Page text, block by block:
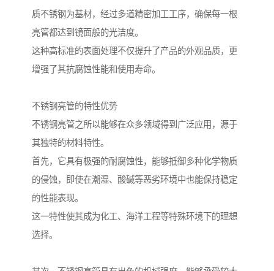
质不锈钢为基材，经过多道精密加工工序，确保每一根
亮管都达到镜面般的光洁度。
这种高标准的表面处理不仅提升了产品的外观品质，更
增强了其抗腐蚀性能和使用寿命。
不锈钢亮管的特性优势
不锈钢亮管之所以能够在众多领域得到广泛应用，源于
其独特的材料特性。
首先，它具有极强的耐腐蚀性，能够抵御多种化学物质
的侵蚀，即使在潮湿、酸碱等恶劣环境中也能保持稳定
的性能表现。
这一特性使其成为化工、海洋工程等特殊环境下的理想
选择。